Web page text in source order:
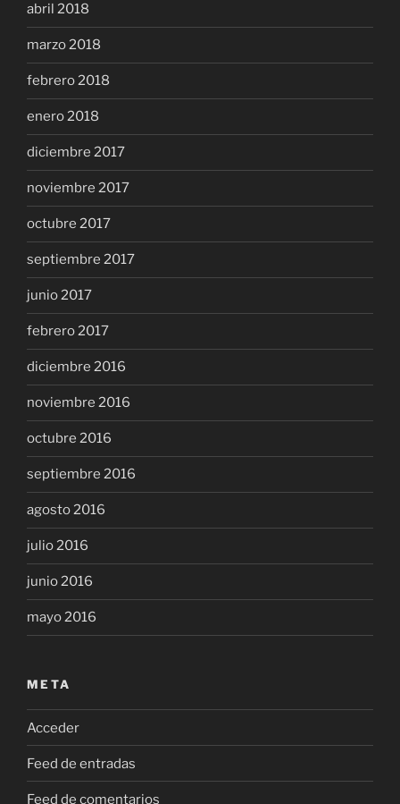
abril 2018
marzo 2018
febrero 2018
enero 2018
diciembre 2017
noviembre 2017
octubre 2017
septiembre 2017
junio 2017
febrero 2017
diciembre 2016
noviembre 2016
octubre 2016
septiembre 2016
agosto 2016
julio 2016
junio 2016
mayo 2016
META
Acceder
Feed de entradas
Feed de comentarios